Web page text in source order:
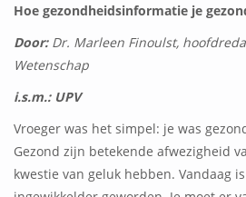
Hoe gezondheidsinformatie je
Door: Dr. Marleen Finoulst,
Wetenschap
i.s.m.: UPV
Vroeger was het simpel: je was
Gezond zijn betekende afwezigheid
kwestie van geluk hebben. Vandaag